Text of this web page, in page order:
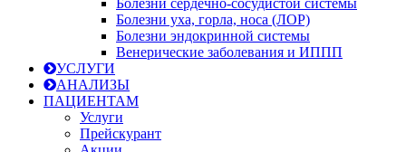
Болезни сердечно-сосудистой системы
Болезни уха, горла, носа (ЛОР)
Болезни эндокринной системы
Венерические заболевания и ИППП
УСЛУГИ
АНАЛИЗЫ
ПАЦИЕНТАМ
Услуги
Прейскурант